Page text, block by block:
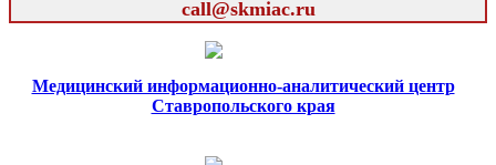
call@skmiac.ru
Медицинский информационно-аналитический центр
Ставропольского края